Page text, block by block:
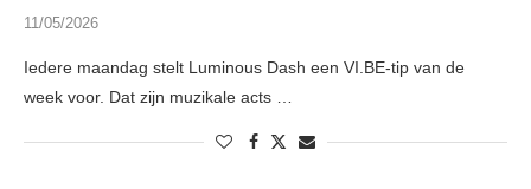
11/05/2026
Iedere maandag stelt Luminous Dash een VI.BE-tip van de
week voor. Dat zijn muzikale acts …